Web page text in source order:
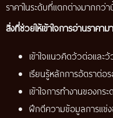
ราคาในระดับที่แตกต่างมากกว่า
สิ่งที่ช่วยให้เข้าใจการอ่านราคา
เข้าใจแนวคิดวัวต่อและ
เรียนรู้หลักการอัตราต่อ
เข้าใจการทำงานของกร
ฝึกตีความข้อมูลการแข่